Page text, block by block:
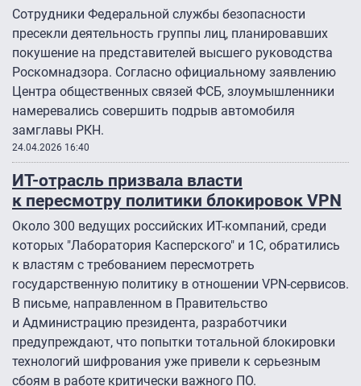
Сотрудники Федеральной службы безопасности
пресекли деятельность группы лиц, планировавших
покушение на представителей высшего руководства
Роскомнадзора. Согласно официальному заявлению
Центра общественных связей ФСБ, злоумышленники
намеревались совершить подрыв автомобиля
замглавы РКН.
24.04.2026 16:40
ИТ-отрасль призвала власти
к пересмотру политики блокировок VPN
Около 300 ведущих российских ИТ-компаний, среди
которых "Лаборатория Касперского" и 1С, обратились
к властям с требованием пересмотреть
государственную политику в отношении VPN-сервисов.
В письме, направленном в Правительство
и Администрацию президента, разработчики
предупреждают, что попытки тотальной блокировки
технологий шифрования уже привели к серьезным
сбоям в работе критически важного ПО.